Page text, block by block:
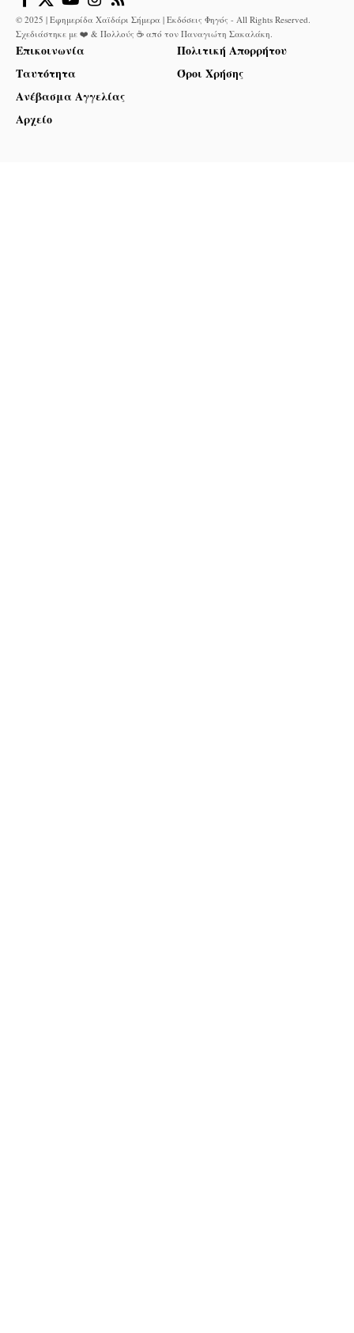
© 2025 | Εφημερίδα Χαϊδάρι Σήμερα | Εκδόσεις Φηγός - All Rights Reserved.
Σχεδιάστηκε με ❤️ & Πολλούς ☕ από τον Παναγιώτη Σακαλάκη
Επικοινωνία
Ταυτότητα
Ανέβασμα Αγγελίας
Αρχείο
Πολιτική Απορρήτου
Όροι Χρήσης